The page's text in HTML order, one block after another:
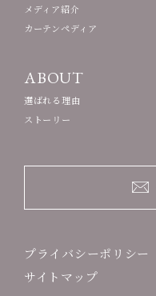
メディア紹介
カーテンペディア
ABOUT
選ばれる理由
ストーリー
プライバシーポリシー
サイトマップ